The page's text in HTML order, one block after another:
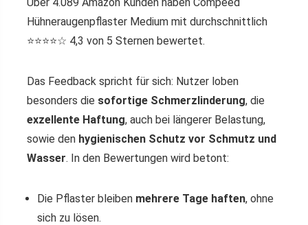
Hühneraugenpflaster Medium mit durchschnittlich
⭐️⭐️⭐️⭐️☆ 4,3 von 5 Sternen bewertet.
Das Feedback spricht für sich: Nutzer loben
besonders die sofortige Schmerzlinderung, die
exzellente Haftung, auch bei längerer Belastung,
sowie den hygienischen Schutz vor Schmutz und
Wasser. In den Bewertungen wird betont:
Die Pflaster bleiben mehrere Tage haften, ohne
sich zu lösen.